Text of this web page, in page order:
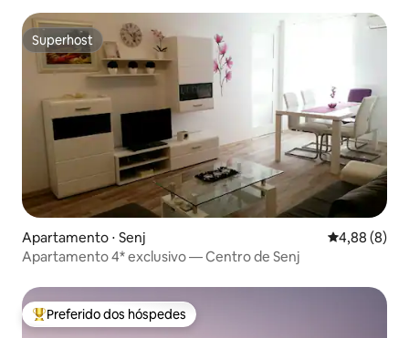
Superhost
Superhost
Apartamento ⋅ Senj 4,88 de uma
4,88 (8)
Apartamento 4* exclusivo — Centro de Senj
Entre os melhores preferidos dos hóspedes
Preferido dos hóspedes